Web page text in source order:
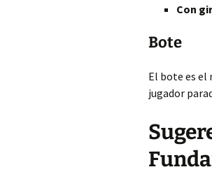
Con
Bote
El bote es el
jugador